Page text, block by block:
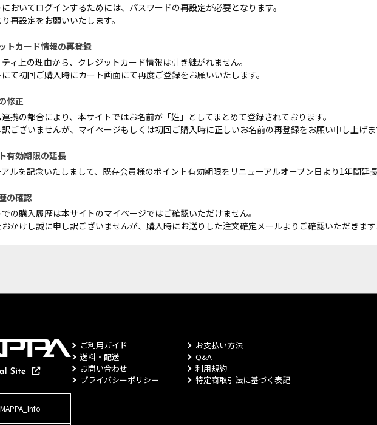
おいてログインするためには、パスワードの再設定が必要となります。
り再設定をお願いいたします。
トカード情報の再登録
ィ上の理由から、クレジットカード情報は引き継がれません。
て初回ご購入時にカート画面にて再度ご登録をお願いいたします。
修正
携の都合により、本サイトではお名前が「姓」としてまとめて登録されております。
ございませんが、マイページもしくは初回ご購入時に正しいお名前の再登録をお願い申し上げ
有効期限の延長
アルを記念いたしまして、既存会員様のポイント有効期限をリニューアルオープン日より1年間延
の確認
の購入履歴は本サイトのマイページではご確認いただけません。
おかけし誠に申し訳ございませんが、購入時にお送りした注文確定メールよりご確認いただきま
ご利用ガイド
お支払い方法
送料・配送
Q&A
お問い合わせ
利用規約
プライバシーポリシー
特定商取引法に基づく表記